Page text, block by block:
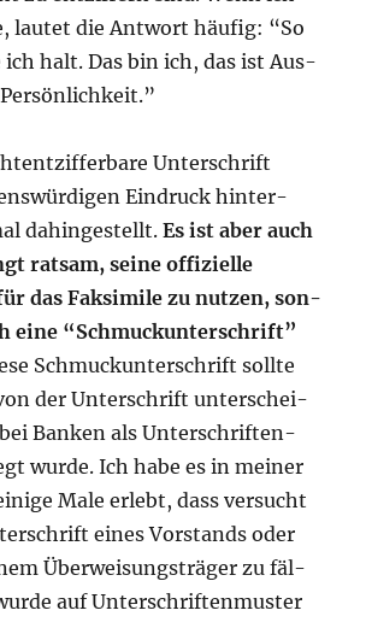
lau­tet die Ant­wort häu­fig: “So
halt. Das bin ich, das ist Aus­
Unter­schrift
Ein­druck hin­ter­
dahin­ge­stellt.Es ist aber auch
rat­sam, sei­ne offi­zi­el­le
das Fak­si­mi­le zu nut­zen, son­
eine “Schmuck­un­ter­schrift”
Schmuck­un­ter­schrift soll­te
der Unter­schrift unter­schei­
Ban­ken als Unter­schrif­ten­
wur­de. Ich habe es in mei­ner
Male erlebt, dass ver­sucht
eines Vor­stands oder
Über­wei­sungs­trä­ger zu fäl­
auf Unter­schrif­ten­mus­ter